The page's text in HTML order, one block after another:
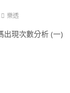
樂透
現次數分析 (一)